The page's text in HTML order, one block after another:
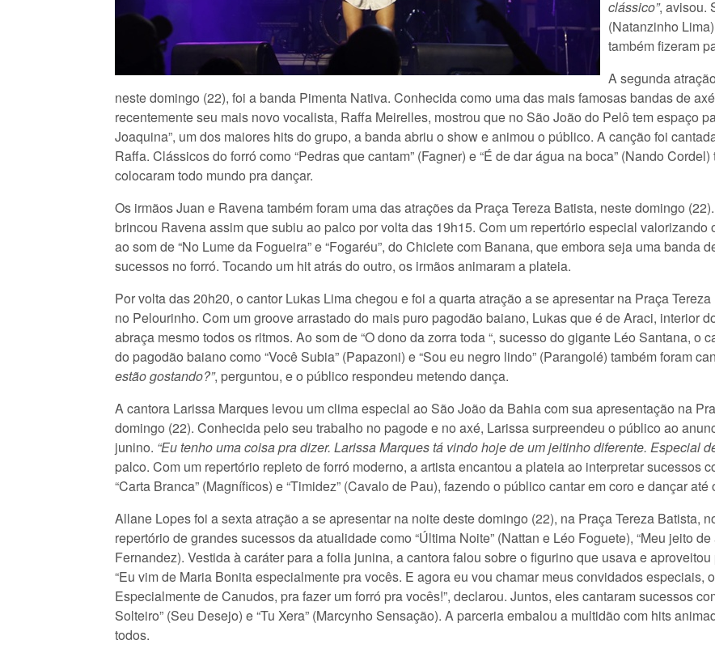
clássico”, avisou.
(Natanzinho
também fizeram
A segunda
neste domingo (22), foi a banda Pimenta Nativa. Conhecida como uma das mais famosas bandas de
recentemente seu mais novo vocalista, Raffa Meirelles, mostrou que no São João do Pelô tem espaço
Joaquina”, um dos maiores hits do grupo, a banda abriu o show e animou o público. A canção foi
Raffa. Clássicos do forró como “Pedras que cantam” (Fagner) e “É de dar água na boca” (Nando
colocaram todo mundo pra dançar.
Os irmãos Juan e Ravena também foram uma das atrações da Praça Tereza Batista, neste domingo (22).
brincou Ravena assim que subiu ao palco por volta das 19h15. Com um repertório especial
ao som de “No Lume da Fogueira” e “Fogaréu”, do Chiclete com Banana, que embora seja uma banda
sucessos no forró. Tocando um hit atrás do outro, os irmãos animaram a plateia.
Por volta das 20h20, o cantor Lukas Lima chegou e foi a quarta atração a se apresentar na Praça
no Pelourinho. Com um groove arrastado do mais puro pagodão baiano, Lukas que é de Araci, interior
abraça mesmo todos os ritmos. Ao som de “O dono da zorra toda “, sucesso do gigante Léo Santana, o
do pagodão baiano como “Você Subia” (Papazoni) e “Sou eu negro lindo” (Parangolé) também foram
estão gostando?”, perguntou, e o público respondeu metendo dança.
A cantora Larissa Marques levou um clima especial ao São João da Bahia com sua apresentação na
domingo (22). Conhecida pelo seu trabalho no pagode e no axé, Larissa surpreendeu o público ao
junino. “Eu tenho uma coisa pra dizer. Larissa Marques tá vindo hoje de um jeitinho diferente. Especial
palco. Com um repertório repleto de forró moderno, a artista encantou a plateia ao interpretar sucessos
“Carta Branca” (Magníficos) e “Timidez” (Cavalo de Pau), fazendo o público cantar em coro e dançar
Allane Lopes foi a sexta atração a se apresentar na noite deste domingo (22), na Praça Tereza Batista,
repertório de grandes sucessos da atualidade como “Última Noite” (Nattan e Léo Foguete), “Meu jeito
Fernandez). Vestida à caráter para a folia junina, a cantora falou sobre o figurino que usava e
“Eu vim de Maria Bonita especialmente pra vocês. E agora eu vou chamar meus convidados especiais,
Especialmente de Canudos, pra fazer um forró pra vocês!”, declarou. Juntos, eles cantaram sucessos
Solteiro” (Seu Desejo) e “Tu Xera” (Marcynho Sensação). A parceria embalou a multidão com hits
todos.